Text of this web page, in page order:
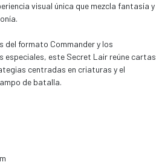
visual única que mezcla fantasía y
del formato Commander y los
especiales, este Secret Lair reúne cartas
centradas en criaturas y el
de batalla.